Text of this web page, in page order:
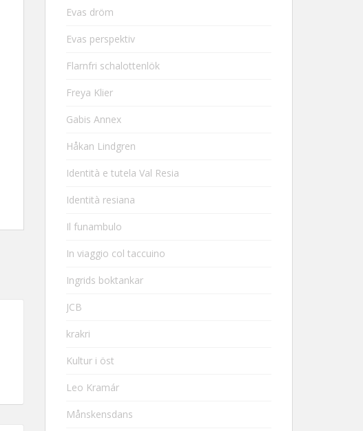
Evas dröm
Evas perspektiv
Flarnfri schalottenlök
Freya Klier
Gabis Annex
Håkan Lindgren
Identità e tutela Val Resia
Identità resiana
Il funambulo
In viaggio col taccuino
Ingrids boktankar
JCB
krakri
Kultur i öst
Leo Kramár
Månskensdans